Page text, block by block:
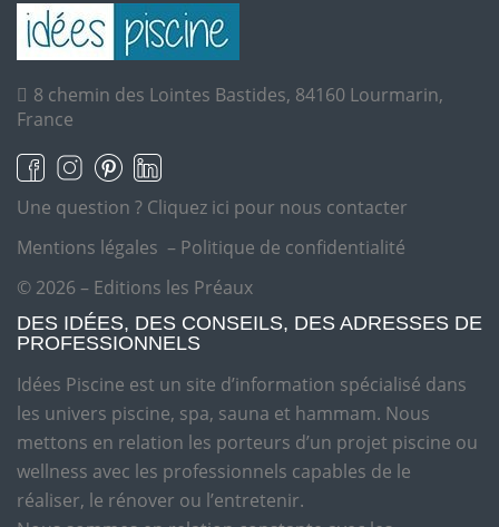
8 chemin des Lointes Bastides, 84160 Lourmarin,
France
Une question ? Cliquez ici pour nous contacter
Mentions légales – Politique de confidentialité
© 2026 – Editions les Préaux
DES IDÉES, DES CONSEILS, DES ADRESSES DE
PROFESSIONNELS
Idées Piscine est un site d’information spécialisé dans
les univers piscine, spa, sauna et hammam. Nous
mettons en relation les porteurs d’un projet piscine ou
wellness avec les professionnels capables de le
réaliser, le rénover ou l’entretenir.